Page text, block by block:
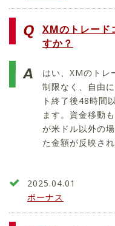
XMのトレード
すか？
はい、XMのトレ
制限なく、自由
ト終了後48時間
ます。資金移動
が米ドル以外の
た金額が反映され
2025.04.01
ボーナス